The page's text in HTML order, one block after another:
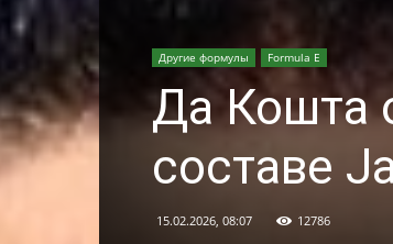
Другие формулы Formula E
Да Кошта
составе
15.02.2026, 08:07 12786